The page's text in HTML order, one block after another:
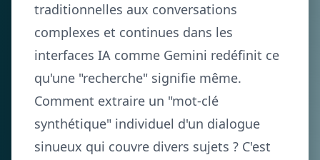
traditionnelles aux conversations
complexes et continues dans les
interfaces IA comme Gemini redéfinit ce
qu'une "recherche" signifie même.
Comment extraire un "mot-clé
synthétique" individuel d'un dialogue
sinueux qui couvre divers sujets ? C'est